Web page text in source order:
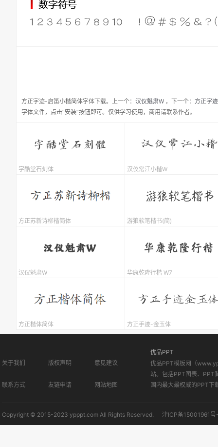
方正字迹-启笛小楷简体字体下载。 上一个： 汉仪魁肃W ， 下一个： 方正字
字体文件，点击“安装”按钮即可。仅供学习使用，商用请联系作者。
字酷堂石刻体 汉仪常江小楷W
方正苏新诗柳楷简体 游狼软笔楷书(简)
汉仪魁肃W 华康乾隆行楷 W7
方正楷体简体 方正手迹-金玉体
关于我们 版权声明 意见建议
联系方式 友链申请 网站地图
优品PPT
优品PPT模板网（
站。包括PPT图表、PPT
国内最大最权威的PPT下
Copyright © 2015-2023 ypppt.com All Rights Reserved. 津ICP备15001961号